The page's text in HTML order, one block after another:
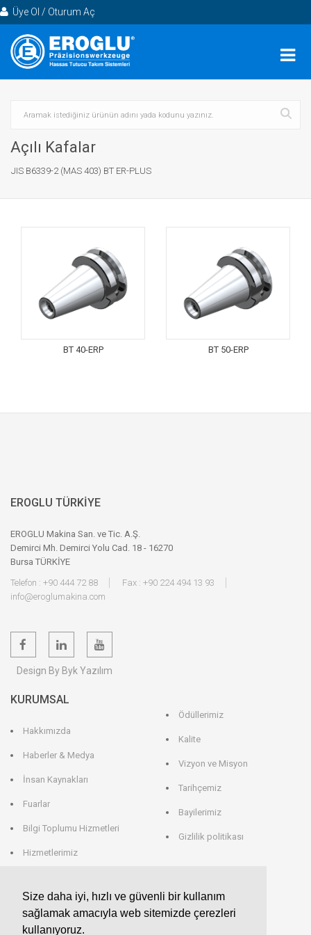
Size daha iyi, hızlı ve güvenli bir kullanım
sağlamak amacıyla web sitemizde çerezleri
kullanıyoruz.
Üye Ol / Oturum Aç
Açılı Kafalar
JIS B6339-2 (MAS 403) BT ER-PLUS
BT 40-ERP BT 50-ERP
EROGLU TÜRKİYE
EROGLU Makina San. ve Tic. A.Ş.
Demirci Mh. Demirci Yolu Cad. 18 - 16270
Bursa TÜRKİYE
Telefon : +90 444 72 88
Fax : +90 224 494 13 93
info@eroglumakina.com
Design By Byk Yazılım
KURUMSAL
Hakkımızda
Haberler & Medya
İnsan Kaynakları
Fuarlar
Bilgi Toplumu Hizmetleri
Hizmetlerimiz
Ödüllerimiz
Kalite
Vizyon ve Misyon
Tarihçemiz
Bayilerimiz
Gizlilik politikası
EROGLU ALMANYA